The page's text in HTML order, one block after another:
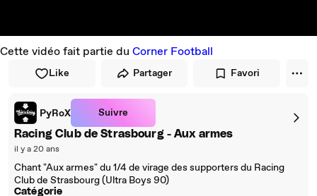
Cette vidéo fait partie du Corner Football
Like Partager Favori
PyRoX Suivre
Racing Club de Strasbourg - Aux armes
il y a 20 ans
Chant "Aux armes" du 1/4 de virage des supporters du Racing
Club de Strasbourg (Ultra Boys 90)
Catégorie